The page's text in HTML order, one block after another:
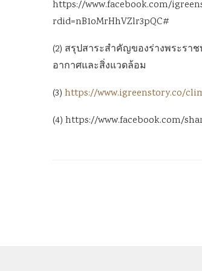
https://www.facebook.com/
rdid=nB1oMrHhVZlr3pQC#
(2) สรุปสาระสำคัญของร่างพระร
อากาศและสิ่งแวดล้อม
(3) https://www.igreenstory.co/
(4) https://www.facebook.com/